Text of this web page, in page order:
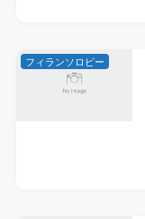
フィランソロピー